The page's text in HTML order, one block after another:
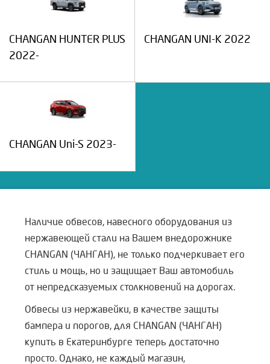
CHANGAN HUNTER PLUS
2022-
CHANGAN UNI-K 2022
CHANGAN Uni-S 2023-
Наличие обвесов, навесного оборудования из
нержавеющей стали на Вашем внедорожнике
CHANGAN (ЧАНГАН), не только подчеркивает его
стиль и мощь, но и защищает Ваш автомобиль
от непредсказуемых столкновений на дорогах.
Обвесы из нержавейки, в качестве защиты
бампера и порогов, для CHANGAN (ЧАНГАН)
купить в Екатеринбурге теперь достаточно
просто. Однако, не каждый магазин,